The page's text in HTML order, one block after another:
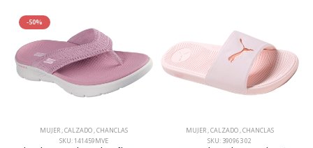
-50%
MUJER,CALZADO,CHANCLAS
SKU: 141459MVE
MUJER,CALZADO,CHANCLAS
SKU: 390963 02